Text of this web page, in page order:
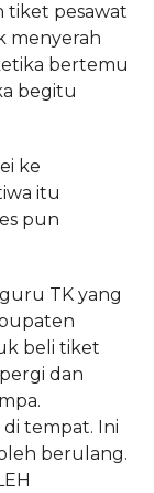
tiket pesawat
menyerah
bertemu
begitu
ke
itu
pun
TK yang
beli tiket
dan
tempat. Ini
berulang.